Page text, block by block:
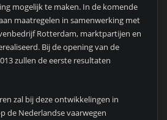
mogelijk te maken. In de komende
maatregelen in samenwerking met
Rotterdam, marktpartijen en
Bij de opening van de
zullen de eerste resultaten
zal bij deze ontwikkelingen in
de Nederlandse vaarwegen